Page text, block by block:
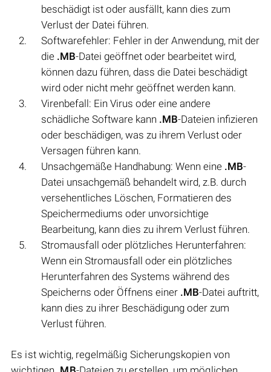
beschädigt ist oder ausfällt, kann dies zum
Verlust der Datei führen.
Softwarefehler: Fehler in der Anwendung, mit der
die .MB-Datei geöffnet oder bearbeitet wird,
können dazu führen, dass die Datei beschädigt
wird oder nicht mehr geöffnet werden kann.
Virenbefall: Ein Virus oder eine andere
schädliche Software kann .MB-Dateien infizieren
oder beschädigen, was zu ihrem Verlust oder
Versagen führen kann.
Unsachgemäße Handhabung: Wenn eine .MB-
Datei unsachgemäß behandelt wird, z.B. durch
versehentliches Löschen, Formatieren des
Speichermediums oder unvorsichtige
Bearbeitung, kann dies zu ihrem Verlust führen.
Stromausfall oder plötzliches Herunterfahren:
Wenn ein Stromausfall oder ein plötzliches
Herunterfahren des Systems während des
Speicherns oder Öffnens einer .MB-Datei auftritt,
kann dies zu ihrer Beschädigung oder zum
Verlust führen.
Es ist wichtig, regelmäßig Sicherungskopien von